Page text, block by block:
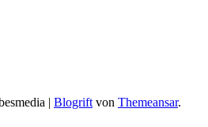
| Blogrift von Themeansar.